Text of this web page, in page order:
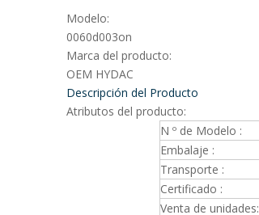
Modelo:
0060d003on
Marca del producto:
OEM HYDAC
Descripción del Producto
Atributos del producto:
N º de Modelo :
Embalaje :
Transporte :
Certificado :
Venta de unidades: